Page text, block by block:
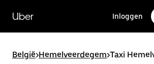
naar
hoofdinhoud
Uber Inloggen
België>Hemelveerdegem>Taxi